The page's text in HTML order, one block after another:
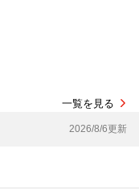
一覧を見る
2026/8/6更新